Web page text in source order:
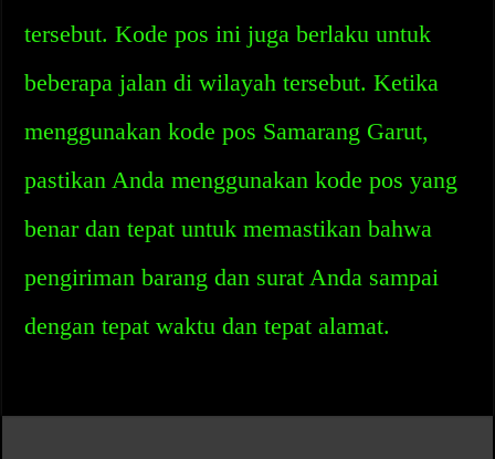
tersebut. Kode pos ini juga berlaku untuk
beberapa jalan di wilayah tersebut. Ketika
menggunakan kode pos Samarang Garut,
pastikan Anda menggunakan kode pos yang
benar dan tepat untuk memastikan bahwa
pengiriman barang dan surat Anda sampai
dengan tepat waktu dan tepat alamat.